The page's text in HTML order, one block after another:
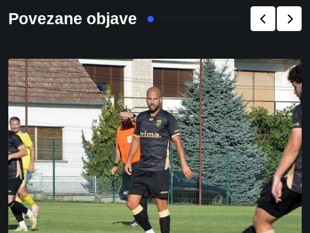
Povezane objave